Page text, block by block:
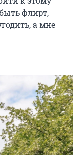
флирт,
а мне